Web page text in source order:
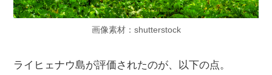
画像素材：shutterstock
ライヒェナウ島が評価されたのが、以下の点。